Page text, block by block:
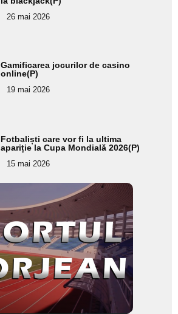
26 mai 2026
Gamificarea jocurilor de casino
online(P)
19 mai 2026
Fotbaliști care vor fi la ultima
apariție la Cupa Mondială 2026(P)
15 mai 2026